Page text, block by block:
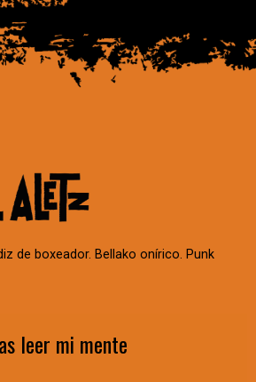
de boxeador. Bellako onírico. Punk
leer mi mente